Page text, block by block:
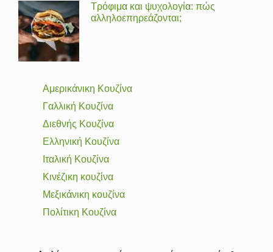
Τρόφιμα και ψυχολογία: πώς
αλληλοεπηρεάζονται;
Αμερικάνικη Κουζίνα
Γαλλική Κουζίνα
Διεθνής Κουζίνα
Ελληνική Κουζίνα
Ιταλική Κουζίνα
Κινέζικη κουζίνα
Μεξικάνικη κουζίνα
Πολίτικη Κουζίνα